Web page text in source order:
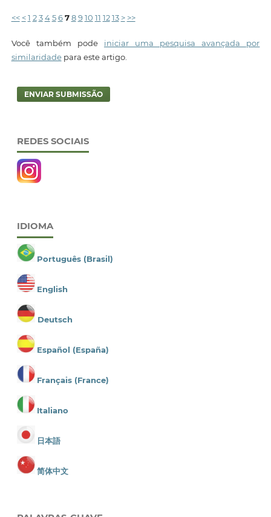
<< < 1 2 3 4 5 6 7 8 9 10 11 12 13 > >>
Você também pode iniciar uma pesquisa avançada por
similaridadepara este artigo.
ENVIAR SUBMISSÃO
REDES SOCIAIS
IDIOMA
Português (Brasil)
English
Deutsch
Español (España)
Français (France)
Italiano
日本語
简体中文